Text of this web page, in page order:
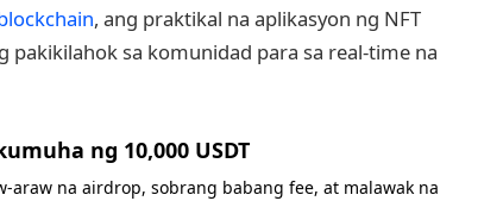
, ang praktikal na aplikasyon ng NFT
pakikilahok sa komunidad para sa real-time na
ng 10,000 USDT
na airdrop, sobrang babang fee, at malawak na